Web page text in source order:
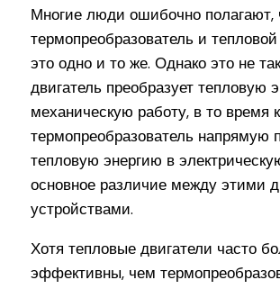
Многие люди ошибочно полагают,
термопреобразователь и
это одно и то же. Однако это не
двигатель преобразует тепловую
механическую работу, в то время
термопреобразователь напрямую
тепловую энергию в
основное различие между этими
устройствами.
Хотя тепловые двигатели часто
эффективны, чем